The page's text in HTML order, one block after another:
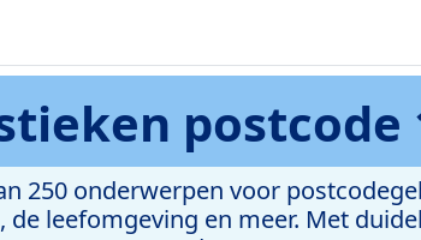
postcode
250 onderwerpen voor
leefomgeving en meer. Met